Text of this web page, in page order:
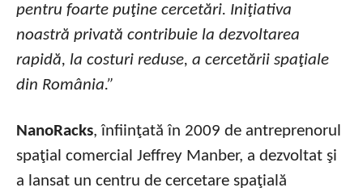
pentru foarte puţine cercetări. Iniţiativa
noastră privată contribuie la dezvoltarea
rapidă, la costuri reduse, a cercetării spaţiale
din România.”
NanoRacks, înfiinţată în 2009 de antreprenorul
spaţial comercial Jeffrey Manber, a dezvoltat şi
a lansat un centru de cercetare spaţială